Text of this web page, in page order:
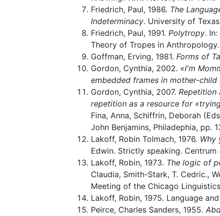
Friedrich, Paul, 1986. The
Indeterminacy. University of
Friedrich, Paul, 1991. Polytropy.
Theory of Tropes in
Goffman, Erving, 1981. Forms of
Gordon, Cynthia, 2002. «I'm
embedded frames in mother-child
Gordon, Cynthia, 2007. Repetition
repetition as a resource for
Fina, Anna, Schiffrin, Deborah
John Benjamins, Philadephia, pp.
Lakoff, Robin Tolmach, 1976. Why
Edwin. Strictly speaking. Centrum
Lakoff, Robin, 1973. The logic of
Claudia, Smith-Stark, T. Cedric.,
Meeting of the Chicago
Lakoff, Robin, 1975. Language
Peirce, Charles Sanders, 1955.